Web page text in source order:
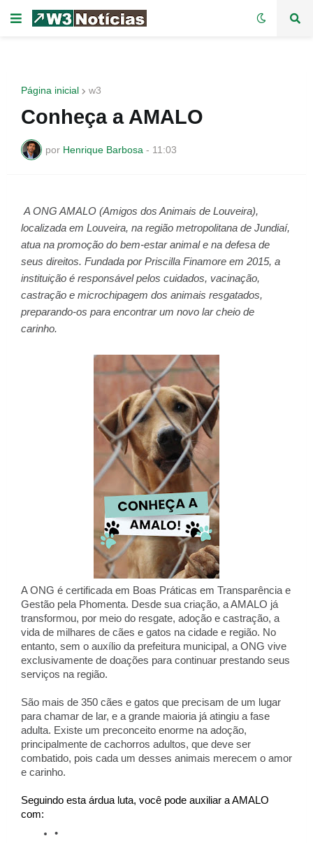
Página inicial w3
Conheça a AMALO
por Henrique Barbosa - 11:03
A ONG AMALO (Amigos dos Animais de Louveira),
localizada em Louveira, na região metropolitana de Jundiaí,
atua na promoção do bem-estar animal e na defesa de
seus direitos. Fundada por Priscilla Finamore em 2015, a
instituição é responsável pelos cuidados, vacinação,
castração e microchipagem dos animais resgatados,
preparando-os para encontrar um novo lar cheio de
carinho.
A ONG é certificada em Boas Práticas em Transparência e
Gestão pela Phomenta. Desde sua criação, a AMALO já
transformou, por meio do resgate, adoção e castração, a
vida de milhares de cães e gatos na cidade e região. No
entanto, sem o auxílio da prefeitura municipal, a ONG vive
exclusivamente de doações para continuar prestando seus
serviços na região.
São mais de 350 cães e gatos que precisam de um lugar
para chamar de lar, e a grande maioria já atingiu a fase
adulta. Existe um preconceito enorme na adoção,
principalmente de cachorros adultos, que deve ser
combatido, pois cada um desses animais merecem o amor
e carinho.
Seguindo esta árdua luta, você pode auxiliar a AMALO
com: